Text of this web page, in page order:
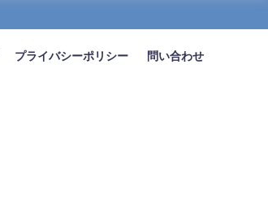
プライバシーポリシー 問い合わせ